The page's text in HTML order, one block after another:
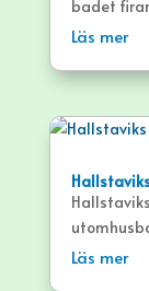
badet
och
Läs mer
har en
Läs mer